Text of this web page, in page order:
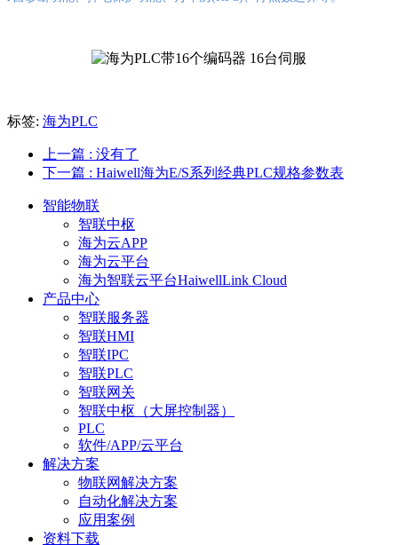
标签: 海为PLC
上一篇 : 没有了
下一篇 : Haiwell海为E/S系列经典PLC规格参数表
智能物联
智联中枢
海为云APP
海为云平台
海为智联云平台HaiwellLink Cloud
产品中心
智联服务器
智联HMI
智联IPC
智联PLC
智联网关
智联中枢（大屏控制器）
PLC
软件/APP/云平台
解决方案
物联网解决方案
自动化解决方案
应用案例
资料下载